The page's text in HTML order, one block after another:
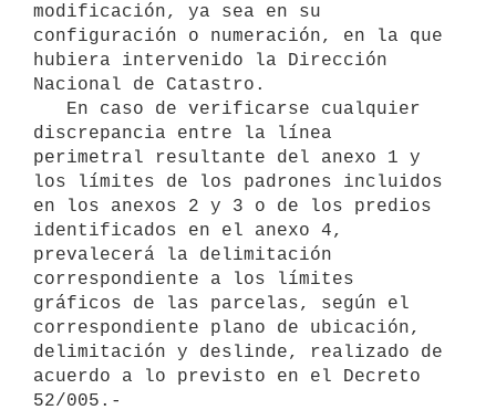
modificación, ya sea en su
configuración o numeración, en la que
hubiera intervenido la Dirección
Nacional de Catastro.
discrepancia entre la línea
perimetral resultante del anexo 1 y
los límites de los padrones incluidos
en los anexos 2 y 3 o de los predios
identificados en el anexo 4,
prevalecerá la delimitación
correspondiente a los límites
gráficos de las parcelas, según el
correspondiente plano de ubicación,
delimitación y deslinde, realizado de
acuerdo a lo previsto en el Decreto
52/005.-